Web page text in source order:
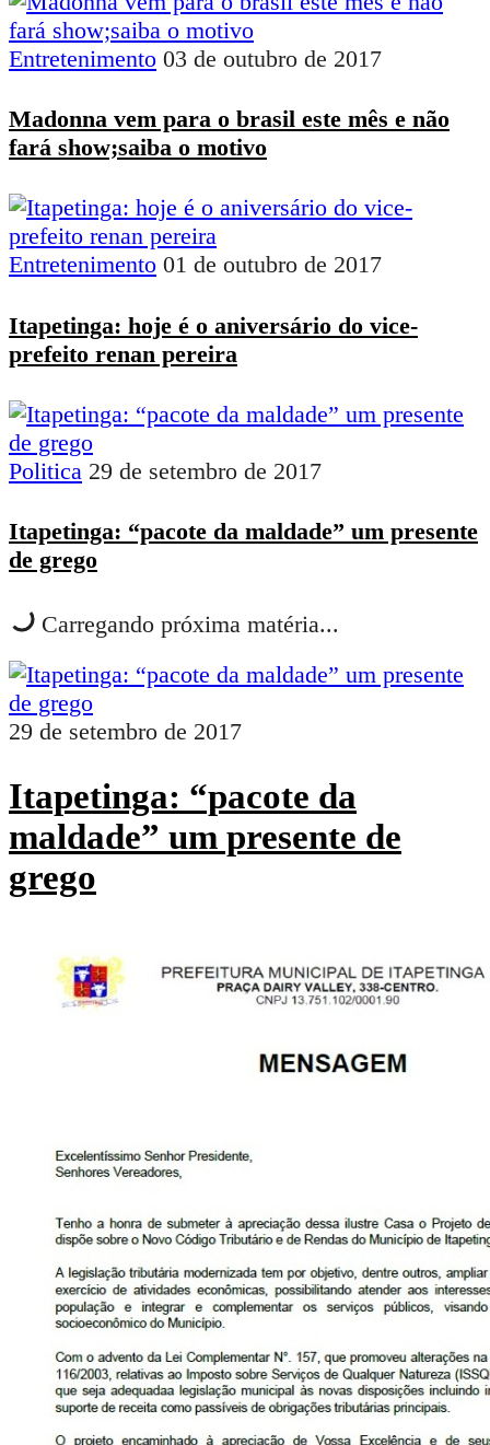
Entretenimento 03 de outubro de 2017
Madonna vem para o brasil este mês e não
fará show;saiba o motivo
Entretenimento 01 de outubro de 2017
Itapetinga: hoje é o aniversário do vice-
prefeito renan pereira
Politica 29 de setembro de 2017
Itapetinga: “pacote da maldade” um presente
de grego
Carregando próxima matéria...
29 de setembro de 2017
Itapetinga: “pacote da
maldade” um presente de
grego